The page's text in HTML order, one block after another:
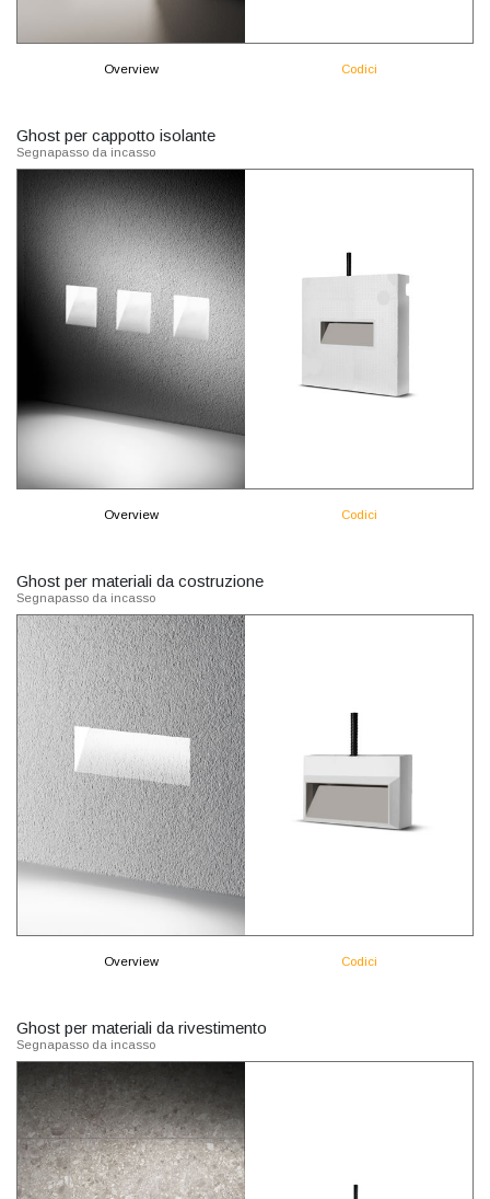
Overview Codici
Ghost per cappotto isolante
Segnapasso da incasso
Overview Codici
Ghost per materiali da costruzione
Segnapasso da incasso
Overview Codici
Ghost per materiali da rivestimento
Segnapasso da incasso